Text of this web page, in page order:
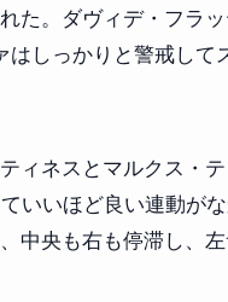
た。ダヴィデ・フラ
しっかりと警戒して
ィネスとマルクス・
いいほど良い連動が
中央も右も停滞し、